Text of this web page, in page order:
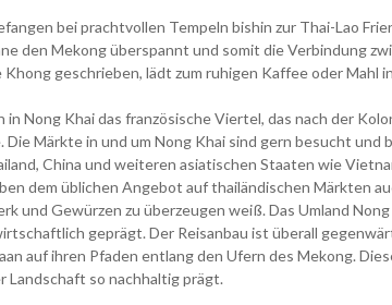
bei prachtvollen Tempeln bishin zur Thai-Lao
den Mekong überspannt und somit die Verbindung
geschrieben, lädt zum ruhigen Kaffee oder Mahl
Nong Khai das französische Viertel, das nach der
Märkte in und um Nong Khai sind gern besucht und
China und weiteren asiatischen Staaten wie
dem üblichen Angebot auf thailändischen Märkten
und Gewürzen zu überzeugen weiß. Das Umland
geprägt. Der Reisanbau ist überall
auf ihren Pfaden entlang den Ufern des Mekong.
Landschaft so nachhaltig prägt.